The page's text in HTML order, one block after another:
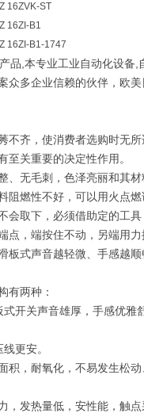
16ZVK-ST
16ZI-B1
16ZI-B1-1747
品,本专业工业自动化设备
众多企业信赖的伙伴，欧美
不齐，使消费者选购时无
至关重要的决定性作用。
、无毛刺，色泽亮丽和其
阻燃性不好，可以用火点
会取下，必须借助定的工
点，端按住不动，另端用
板式声音越轻微、手感越
有两种：
开关声音雄厚，手感优
更安。
积，耐氧化，不易发生松
，发热量低，安性能，触